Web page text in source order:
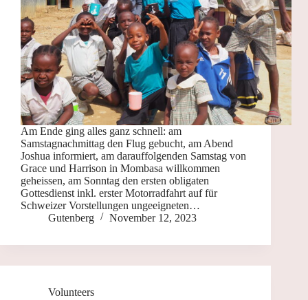
Am Ende ging alles ganz schnell: am
Samstagnachmittag den Flug gebucht, am Abend
Joshua informiert, am darauffolgenden Samstag von
Grace und Harrison in Mombasa willkommen
geheissen, am Sonntag den ersten obligaten
Gottesdienst inkl. erster Motorradfahrt auf für
Schweizer Vorstellungen ungeeigneten…
Gutenberg
November 12, 2023
Volunteers